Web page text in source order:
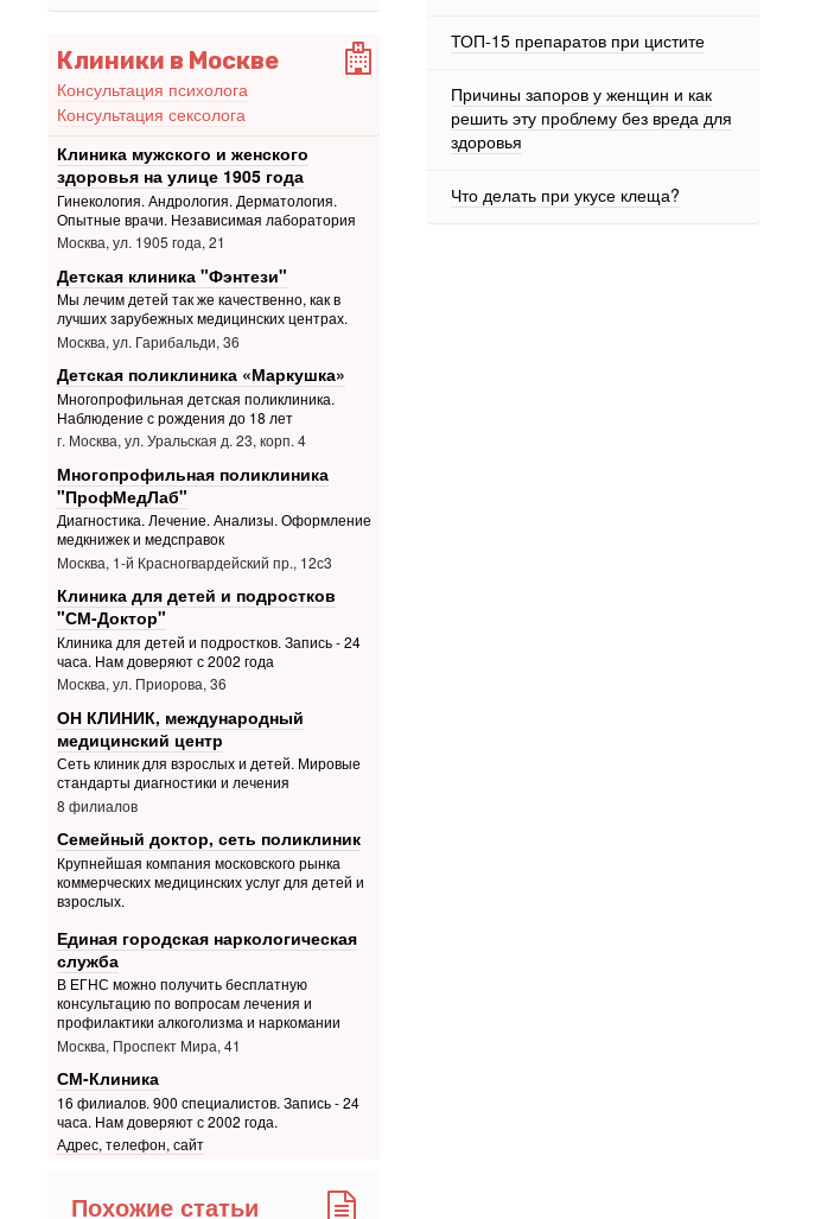
Клиники в Москве
Консультация психолога
Консультация сексолога
Клиника мужского и женского
здоровья на улице 1905 года
Гинекология. Андрология. Дерматология.
Опытные врачи. Независимая лаборатория
Москва, ул. 1905 года, 21
Детская клиника "Фэнтези"
Мы лечим детей так же качественно, как в
лучших зарубежных медицинских центрах.
Москва, ул. Гарибальди, 36
Детская поликлиника «Маркушка»
Многопрофильная детская поликлиника.
Наблюдение с рождения до 18 лет
г. Москва, ул. Уральская д. 23, корп. 4
Многопрофильная поликлиника
"ПрофМедЛаб"
Диагностика. Лечение. Анализы. Оформление
медкнижек и медсправок
Москва, 1-й Красногвардейский пр., 12с3
Клиника для детей и подростков
"СМ-Доктор"
Клиника для детей и подростков. Запись - 24
часа. Нам доверяют с 2002 года
Москва, ул. Приорова, 36
ОН КЛИНИК, международный
медицинский центр
Сеть клиник для взрослых и детей. Мировые
стандарты диагностики и лечения
8 филиалов
Семейный доктор, сеть поликлиник
Крупнейшая компания московского рынка
коммерческих медицинских услуг для детей и
взрослых.
Единая городская наркологическая
служба
В ЕГНС можно получить бесплатную
консультацию по вопросам лечения и
профилактики алкоголизма и наркомании
Москва, Проспект Мира, 41
СМ-Клиника
16 филиалов. 900 специалистов. Запись - 24
часа. Нам доверяют с 2002 года.
Адрес, телефон, сайт
Похожие статьи
ТОП-15 препаратов при цистите
Причины запоров у женщин и как
решить эту проблему без вреда для
здоровья
Что делать при укусе клеща?